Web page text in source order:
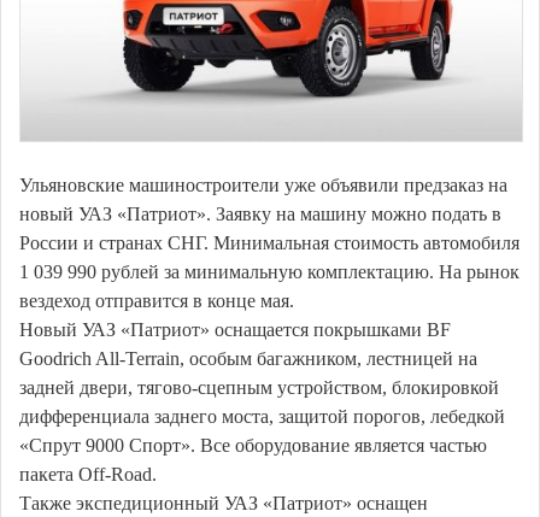
Ульяновские машиностроители уже объявили предзаказ на
новый УАЗ «Патриот». Заявку на машину можно подать в
России и странах СНГ. Минимальная стоимость автомобиля
1 039 990 рублей за минимальную комплектацию. На рынок
вездеход отправится в конце мая.
Новый УАЗ «Патриот» оснащается покрышками BF
Goodrich All-Terrain, особым багажником, лестницей на
задней двери, тягово-сцепным устройством, блокировкой
дифференциала заднего моста, защитой порогов, лебедкой
«Спрут 9000 Спорт». Все оборудование является частью
пакета Off-Road.
Также экспедиционный УАЗ «Патриот» оснащен